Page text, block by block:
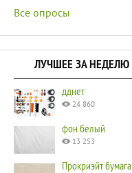
Все опросы
ЛУЧШЕЕ ЗА НЕДЕЛЮ
дднет
24 860
фон белый
13 253
Прокриэйт бумага